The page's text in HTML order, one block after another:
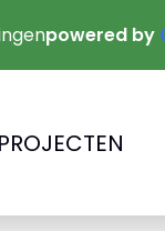
powered by
PROJECTEN